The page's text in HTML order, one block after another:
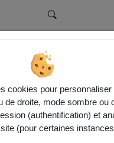
Rechercher un
vidéo a été mis à jour.
son optimisation. L'encodage
pas tenir compte du
encodage).
cookies pour personnaliser
de droite, mode sombre ou
(authentification) et
(pour certaines